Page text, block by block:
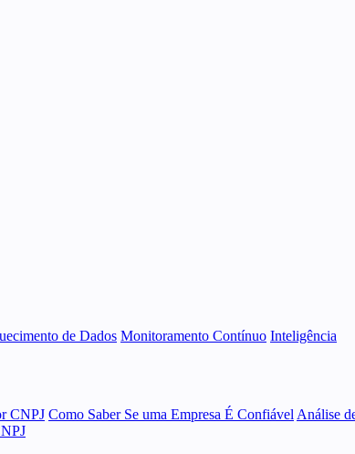
de Dados Monitoramento Contínuo Inteligência
CNPJ Como Saber Se uma Empresa É Confiável Análise